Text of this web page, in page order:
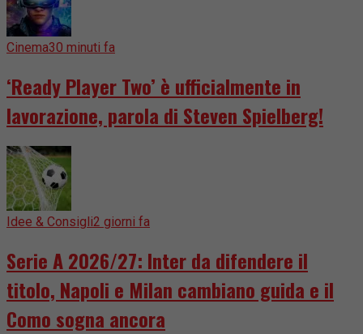
Cinema30 minuti fa
‘Ready Player Two’ è ufficialmente in
lavorazione, parola di Steven Spielberg!
Idee & Consigli2 giorni fa
Serie A 2026/27: Inter da difendere il
titolo, Napoli e Milan cambiano guida e il
Como sogna ancora